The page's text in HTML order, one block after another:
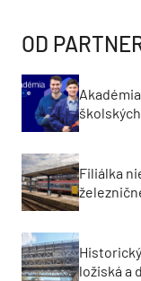
OD
Filiálka
ložiská a